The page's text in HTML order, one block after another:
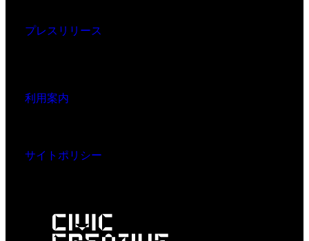
プレスリリース
利用案内
サイトポリシー